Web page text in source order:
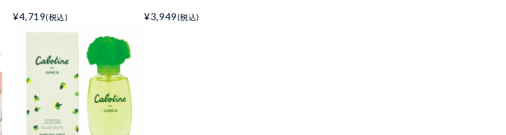
¥4,719(税込)
¥3,949 (税込)